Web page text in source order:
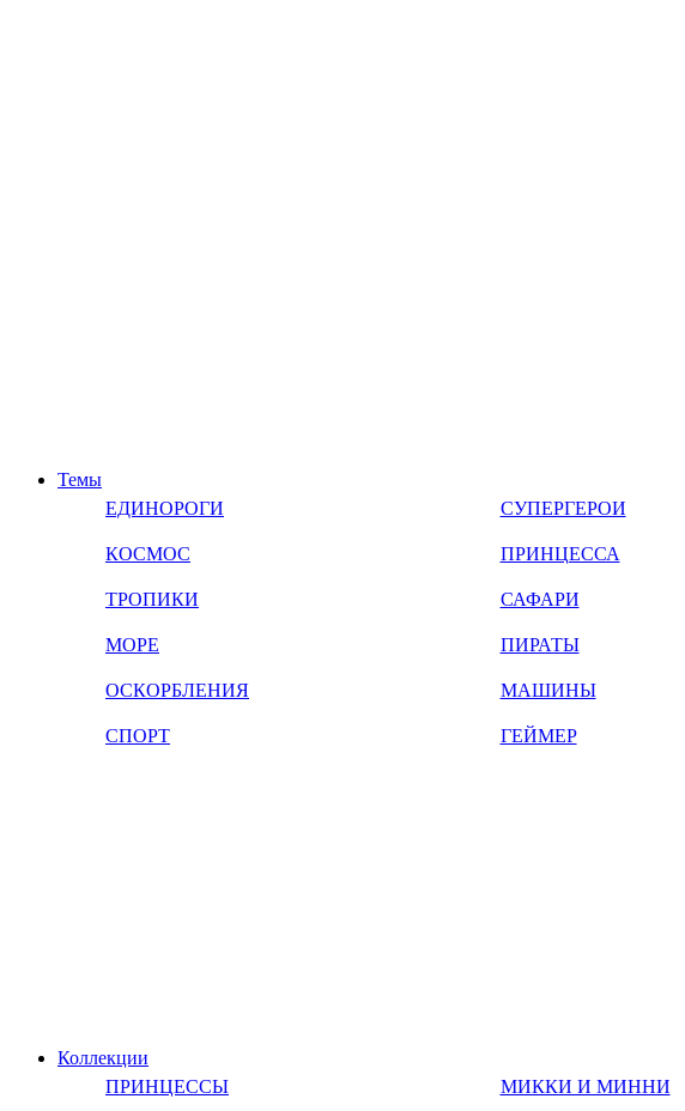
Темы
ЕДИНОРОГИ
КОСМОС
ТРОПИКИ
МОРЕ
ОСКОРБЛЕНИЯ
СПОРТ
СУПЕРГЕРОИ
ПРИНЦЕССА
САФАРИ
ПИРАТЫ
МАШИНЫ
ГЕЙМЕР
Коллекции
ПРИНЦЕССЫ
МИККИ И МИННИ